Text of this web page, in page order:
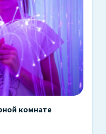
комнате